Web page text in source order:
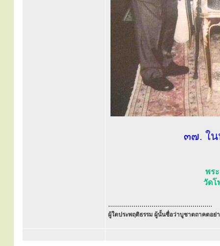
๓๗. ใ
พร
วัดโ
.....................................................
ผู้ใดประพฤติธรรม ผู้นั้นชื่อว่าบูชาตถาคตอย่า